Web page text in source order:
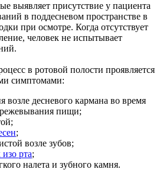
выявляет присутствие у пациента
в поддесневом пространстве в
при осмотре. Когда отсутствует
человек не испытывает
в ротовой полости проявляется
симптомами:
десневого кармана во время
пищи;
;
возле зубов;
рта;
налета и зубного камня.